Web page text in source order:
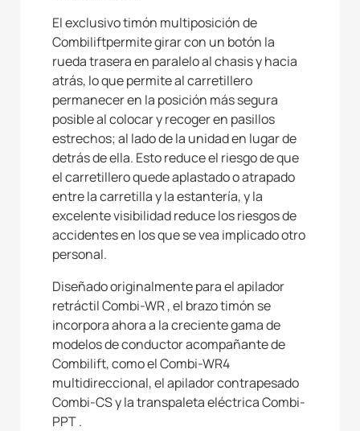
El exclusivo timón multiposición de
Combiliftpermite girar con un botón la
rueda trasera en paralelo al chasis y hacia
atrás, lo que permite al carretillero
permanecer en la posición más segura
posible al colocar y recoger en pasillos
estrechos; al lado de la unidad en lugar de
detrás de ella. Esto reduce el riesgo de que
el carretillero quede aplastado o atrapado
entre la carretilla y la estantería, y la
excelente visibilidad reduce los riesgos de
accidentes en los que se vea implicado otro
personal.
Diseñado originalmente para el apilador
retráctil Combi-WR , el brazo timón se
incorpora ahora a la creciente gama de
modelos de conductor acompañante de
Combilift, como el Combi-WR4
multidireccional, el apilador contrapesado
Combi-CS y la transpaleta eléctrica Combi-
PPT .